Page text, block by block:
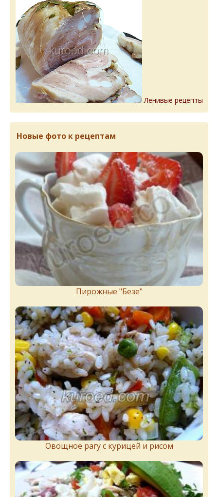
Ленивые рецепты
Новые фото к рецептам
Пирожныe "Бeзe"
Овощное рагу с курицей и рисом